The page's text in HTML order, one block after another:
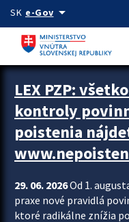
Preskocit na hlavný obsah
SK e-Govarrow_drop_down
Zastavit automatický posun
LEX PZP:
kontroly
poistenia
29. 06. 2026Od 1.
praxe nové pravidlá
ktoré radikálne znížia